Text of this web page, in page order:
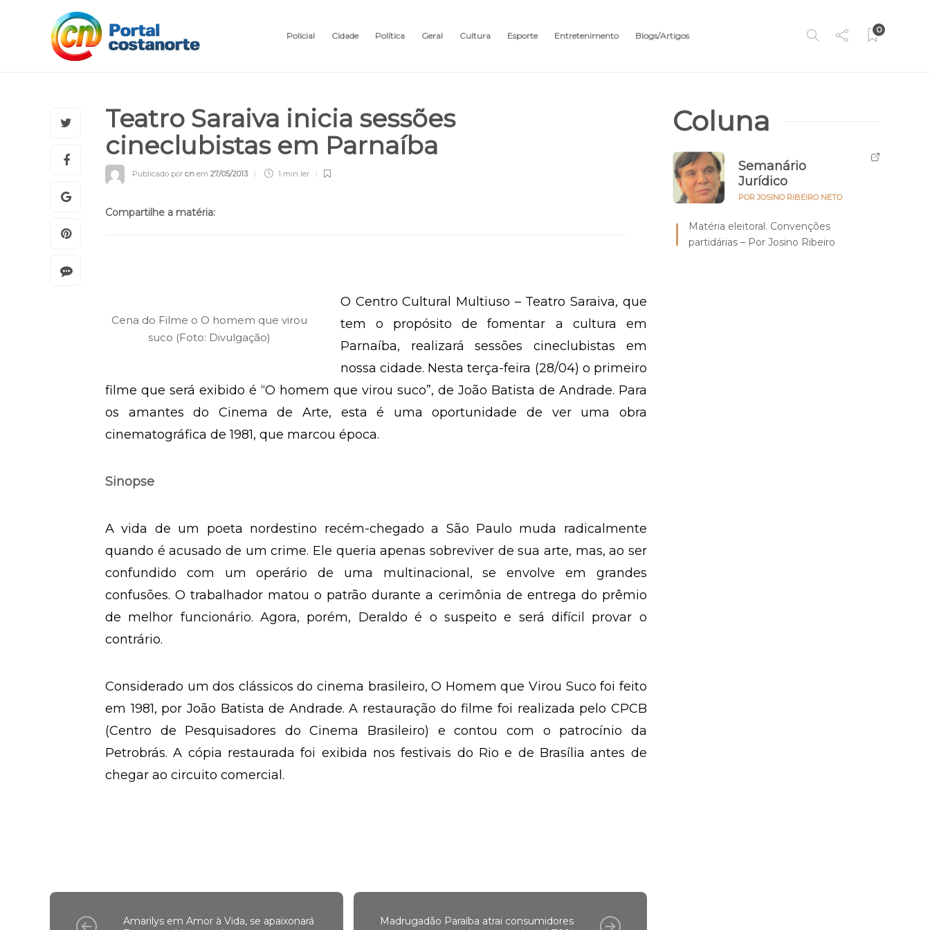
Policial Cidade Política Geral Cultura Esporte Entretenimento Blogs/Artigos
0
Teatro Saraiva inicia sessões
cineclubistas em Parnaíba
Publicado por cn em 27/05/2013 1 min ler
Compartilhe a matéria:
Cena do Filme o O homem que virou
suco (Foto: Divulgação)
O Centro Cultural Multiuso – Teatro Saraiva, que
tem o propósito de fomentar a cultura em
Parnaíba, realizará sessões cineclubistas em
nossa cidade. Nesta terça-feira (28/04) o primeiro
filme que será exibido é “O homem que virou suco”, de João Batista de Andrade. Para
os amantes do Cinema de Arte, esta é uma oportunidade de ver uma obra
cinematográfica de 1981, que marcou época.
Sinopse
A vida de um poeta nordestino recém-chegado a São Paulo muda radicalmente
quando é acusado de um crime. Ele queria apenas sobreviver de sua arte, mas, ao ser
confundido com um operário de uma multinacional, se envolve em grandes
confusões. O trabalhador matou o patrão durante a cerimônia de entrega do prêmio
de melhor funcionário. Agora, porém, Deraldo é o suspeito e será difícil provar o
contrário.
Considerado um dos clássicos do cinema brasileiro, O Homem que Virou Suco foi feito
em 1981, por João Batista de Andrade. A restauração do filme foi realizada pelo CPCB
(Centro de Pesquisadores do Cinema Brasileiro) e contou com o patrocínio da
Petrobrás. A cópia restaurada foi exibida nos festivais do Rio e de Brasília antes de
chegar ao circuito comercial.
Amarilys em Amor à Vida, se apaixonará
Madrugadão Paraíba atrai consumidores
Coluna
Semanário
Jurídico
POR JOSINO RIBEIRO NETO
Matéria eleitoral. Convenções
partidárias – Por Josino Ribeiro